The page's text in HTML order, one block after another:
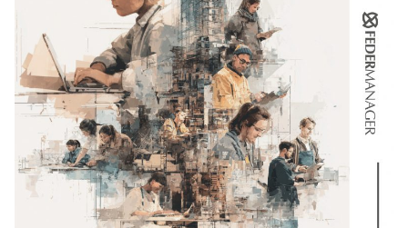
APRILE – 2026